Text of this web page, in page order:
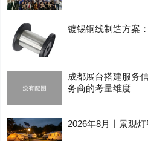
镀锡铜线制造方案
成都展台搭建服务
务商的考量维度
2026年8月丨景观